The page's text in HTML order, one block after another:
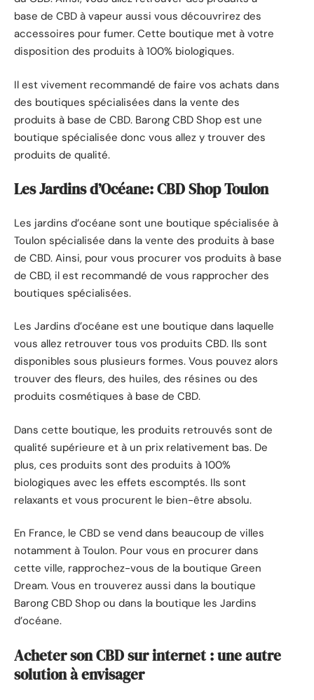
base de CBD à vapeur aussi vous découvrirez des
accessoires pour fumer. Cette boutique met à votre
disposition des produits à 100% biologiques.
Il est vivement recommandé de faire vos achats dans
des boutiques spécialisées dans la vente des
produits à base de CBD. Barong CBD Shop est une
boutique spécialisée donc vous allez y trouver des
produits de qualité.
Les Jardins d’Océane: CBD Shop Toulon
Les jardins d’océane sont une boutique spécialisée à
Toulon spécialisée dans la vente des produits à base
de CBD. Ainsi, pour vous procurer vos produits à base
de CBD, il est recommandé de vous rapprocher des
boutiques spécialisées.
Les Jardins d’océane est une boutique dans laquelle
vous allez retrouver tous vos produits CBD. Ils sont
disponibles sous plusieurs formes. Vous pouvez alors
trouver des fleurs, des huiles, des résines ou des
produits cosmétiques à base de CBD.
Dans cette boutique, les produits retrouvés sont de
qualité supérieure et à un prix relativement bas. De
plus, ces produits sont des produits à 100%
biologiques avec les effets escomptés. Ils sont
relaxants et vous procurent le bien-être absolu.
En France, le CBD se vend dans beaucoup de villes
notamment à Toulon. Pour vous en procurer dans
cette ville, rapprochez-vous de la boutique Green
Dream. Vous en trouverez aussi dans la boutique
Barong CBD Shop ou dans la boutique les Jardins
d’océane.
Acheter son CBD sur internet : une autre
solution à envisager